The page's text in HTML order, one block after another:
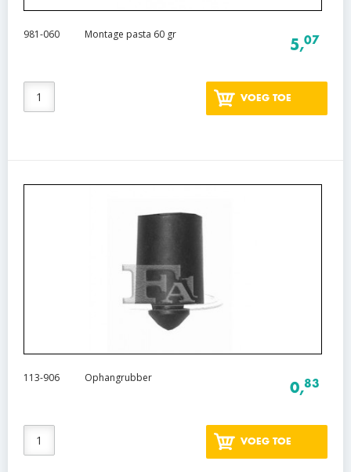
981-060 Montage pasta 60 gr
5,07
VOEG TOE
113-906 Ophangrubber
0,83
VOEG TOE